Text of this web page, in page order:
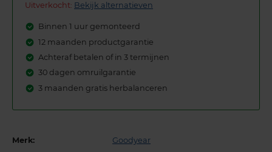
Uitverkocht: Bekijk alternatieven
Binnen 1 uur gemonteerd
12 maanden productgarantie
Achteraf betalen of in 3 termijnen
30 dagen omruilgarantie
3 maanden gratis herbalanceren
Merk: Goodyear